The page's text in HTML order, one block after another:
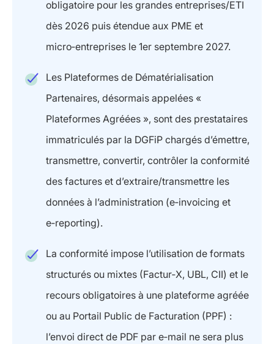
obligatoire pour les grandes entreprises/ETI
dès 2026 puis étendue aux PME et
micro‑entreprises le 1er septembre 2027.
Les Plateformes de Dématérialisation
Partenaires, désormais appelées «
Plateformes Agréées », sont des prestataires
immatriculés par la DGFiP chargés d’émettre,
transmettre, convertir, contrôler la conformité
des factures et d’extraire/transmettre les
données à l’administration (e‑invoicing et
e‑reporting).
La conformité impose l’utilisation de formats
structurés ou mixtes (Factur‑X, UBL, CII) et le
recours obligatoires à une plateforme agréée
ou au Portail Public de Facturation (PPF) :
l’envoi direct de PDF par e‑mail ne sera plus